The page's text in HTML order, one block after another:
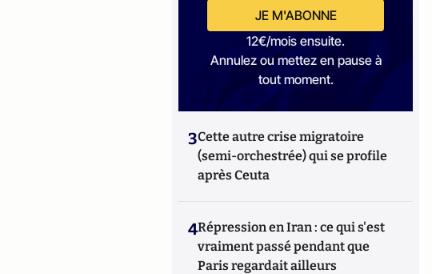
JE M'ABONNE
12€/mois ensuite.
Annulez ou mettez en pause à
tout moment.
3Cette autre crise migratoire
(semi-orchestrée) qui se profile
après Ceuta
4Répression en Iran : ce qui s'est
vraiment passé pendant que
Paris regardait ailleurs